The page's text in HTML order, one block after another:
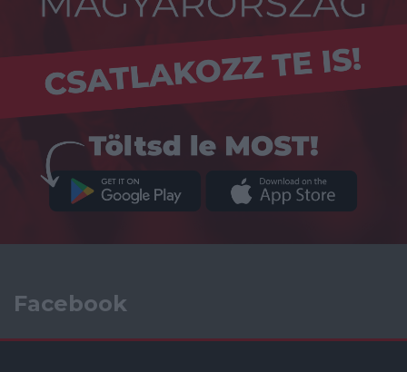
Facebook